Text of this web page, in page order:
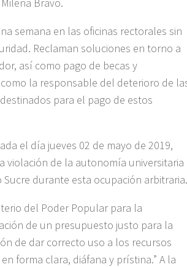
semana en las oficinas rectorales sin
Reclaman soluciones en torno a
así como pago de becas y
la responsable del deterioro de
para el pago de estos
el día jueves 02 de mayo de 2019,
violación de la autonomía universitaria
durante esta ocupación arbitraria.
del Poder Popular para la
de un presupuesto justo para la
de dar correcto uso a los recursos
forma clara, diáfana y prístina.” A la